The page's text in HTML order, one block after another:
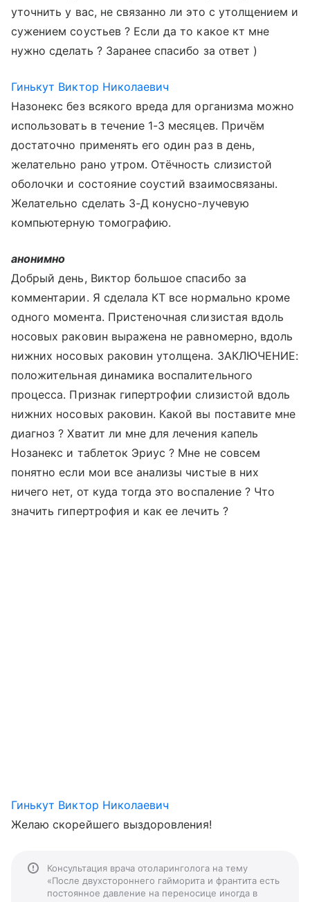
уточнить у вас, не связанно ли это с утолщением и
сужением соустьев ? Если да то какое кт мне
нужно сделать ? Заранее спасибо за ответ )
Гинькут Виктор Николаевич
Назонекс без всякого вреда для организма можно
использовать в течение 1-3 месяцев. Причём
достаточно применять его один раз в день,
желательно рано утром. Отёчность слизистой
оболочки и состояние соустий взаимосвязаны.
Желательно сделать 3-Д конусно-лучевую
компьютерную томографию.
анонимно
Добрый день, Виктор большое спасибо за
комментарии. Я сделала КТ все нормально кроме
одного момента. Пристеночная слизистая вдоль
носовых раковин выражена не равномерно, вдоль
нижних носовых раковин утолщена. ЗАКЛЮЧЕНИЕ:
положительная динамика воспалительного
процесса. Признак гипертрофии слизистой вдоль
нижних носовых раковин. Какой вы поставите мне
диагноз ? Хватит ли мне для лечения капель
Нозанекс и таблеток Эриус ? Мне не совсем
понятно если мои все анализы чистые в них
ничего нет, от куда тогда это воспаление ? Что
значить гипертрофия и как ее лечить ?
Гинькут Виктор Николаевич
Желаю скорейшего выздоровления!
Консультация врача отоларинголога на тему
«После двухстороннего гайморита и франтита есть
постоянное давление на переносице иногда в